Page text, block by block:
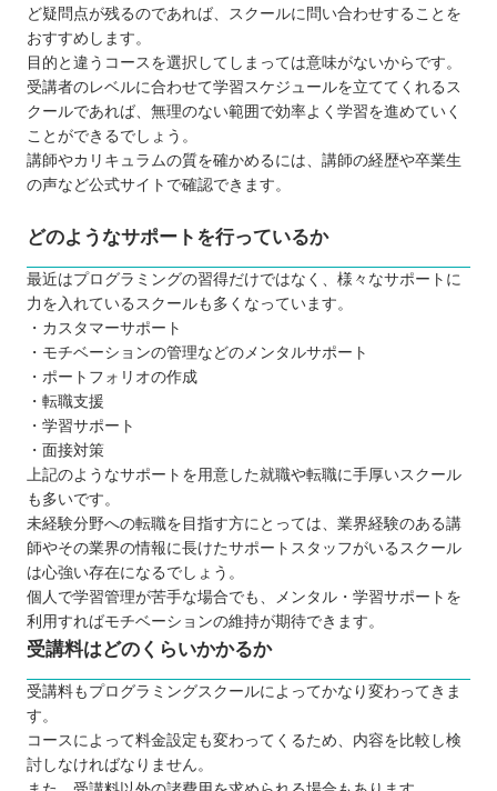
ど疑問点が残るのであれば、スクールに問い合わせすることを
おすすめします。
目的と違うコースを選択してしまっては意味がないからです。
受講者のレベルに合わせて学習スケジュールを立ててくれるス
クールであれば、無理のない範囲で効率よく学習を進めていく
ことができるでしょう。
講師やカリキュラムの質を確かめるには、講師の経歴や卒業生
の声など公式サイトで確認できます。
どのようなサポートを行っているか
最近はプログラミングの習得だけではなく、様々なサポートに
力を入れているスクールも多くなっています。
・カスタマーサポート
・モチベーションの管理などのメンタルサポート
・ポートフォリオの作成
・転職支援
・学習サポート
・面接対策
上記のようなサポートを用意した就職や転職に手厚いスクール
も多いです。
未経験分野への転職を目指す方にとっては、業界経験のある講
師やその業界の情報に長けたサポートスタッフがいるスクール
は心強い存在になるでしょう。
個人で学習管理が苦手な場合でも、メンタル・学習サポートを
利用すればモチベーションの維持が期待できます。
受講料はどのくらいかかるか
受講料もプログラミングスクールによってかなり変わってきま
す。
コースによって料金設定も変わってくるため、内容を比較し検
討しなければなりません。